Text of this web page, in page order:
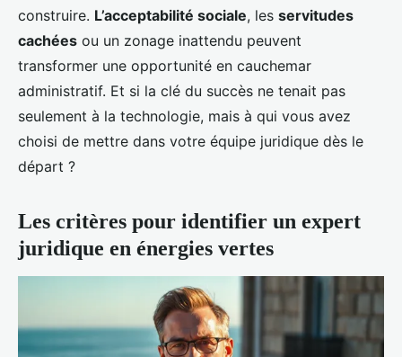
construire. L’acceptabilité sociale, les servitudes
cachées ou un zonage inattendu peuvent
transformer une opportunité en cauchemar
administratif. Et si la clé du succès ne tenait pas
seulement à la technologie, mais à qui vous avez
choisi de mettre dans votre équipe juridique dès le
départ ?
Les critères pour identifier un expert
juridique en énergies vertes